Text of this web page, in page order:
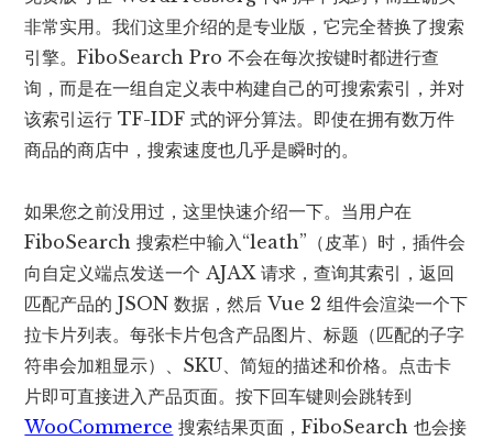
非常实用。我们这里介绍的是专业版，它完全替换了搜索
引擎。FiboSearch Pro 不会在每次按键时都进行查
询，而是在一组自定义表中构建自己的可搜索索引，并对
该索引运行 TF-IDF 式的评分算法。即使在拥有数万件
商品的商店中，搜索速度也几乎是瞬时的。
如果您之前没用过，这里快速介绍一下。当用户在
FiboSearch 搜索栏中输入“leath”（皮革）时，插件会
向自定义端点发送一个 AJAX 请求，查询其索引，返回
匹配产品的 JSON 数据，然后 Vue 2 组件会渲染一个下
拉卡片列表。每张卡片包含产品图片、标题（匹配的子字
符串会加粗显示）、SKU、简短的描述和价格。点击卡
片即可直接进入产品页面。按下回车键则会跳转到
WooCommerce 搜索结果页面，FiboSearch 也会接